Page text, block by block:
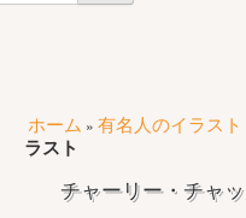
ホーム » 有名人のイラスト
ラスト
チャーリー・チャ